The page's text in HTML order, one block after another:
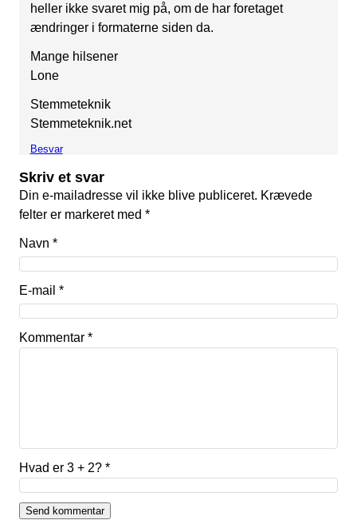
heller ikke svaret mig på, om de har foretaget
ændringer i formaterne siden da.
Mange hilsener
Lone
Stemmeteknik
Stemmeteknik.net
Besvar
Skriv et svar
Din e-mailadresse vil ikke blive publiceret. Krævede
felter er markeret med *
Kommentar *
Navn *
E-mail *
Hvad er 3 + 2? *